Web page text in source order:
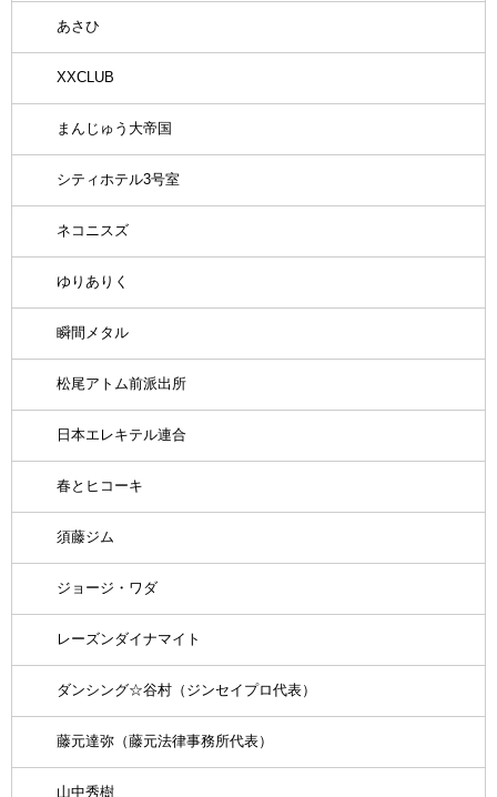
あさひ
XXCLUB
まんじゅう大帝国
シティホテル3号室
ネコニスズ
ゆりありく
瞬間メタル
松尾アトム前派出所
日本エレキテル連合
春とヒコーキ
須藤ジム
ジョージ・ワダ
レーズンダイナマイト
ダンシング☆谷村（ジンセイプロ代表）
藤元達弥（藤元法律事務所代表）
山中秀樹